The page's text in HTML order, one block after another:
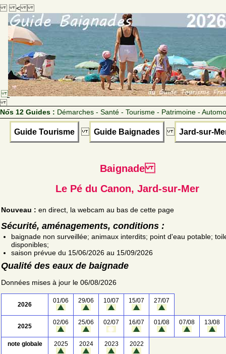
<
Nos 12 Guides : Démarches - Santé - Tourisme - Patrimoine -
Guide Tourisme Guide Baignades Jard-sur-
Baignade
Le Pé du Canon, Jard-sur-Mer
Nouveau : en direct, la webcam au bas de cette page
Sécurité, aménagements, conditions :
baignade non surveillée; animaux interdits; point d'eau potable;
disponibles;
saison prévue du 15/06/2026 au 15/09/2026
Qualité des eaux de baignade
Données mises à jour le 06/08/2026
2026
01/06 29/06 10/07 15/07 27/07
2025
02/06 25/06 02/07 16/07 01/08 07/08 13/08
note globale 2025 2024 2023 2022